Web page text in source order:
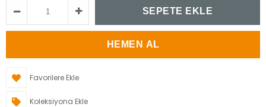
Favorilere Ekle
Koleksiyona Ekle